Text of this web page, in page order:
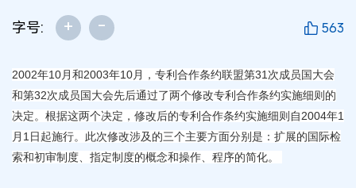
字号: + - 563
2002年10月和2003年10月，专利合作条约联盟第31次成员国大会
和第32次成员国大会先后通过了两个修改专利合作条约实施细则的
决定。根据这两个决定，修改后的专利合作条约实施细则自2004年1
月1日起施行。此次修改涉及的三个主要方面分别是：扩展的国际检
索和初审制度、指定制度的概念和操作、程序的简化。